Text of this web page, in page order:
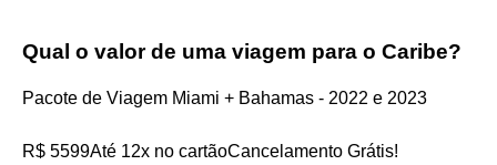
Qual o valor de uma viagem para o Caribe?
Pacote de Viagem Miami + Bahamas - 2022 e 2023
R$ 5599Até 12x no cartãoCancelamento Grátis!